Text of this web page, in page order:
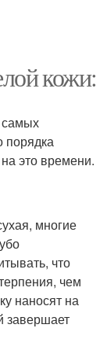
кожи:
самых
порядка
это времени.
многие
что
чем
наносят на
завершает